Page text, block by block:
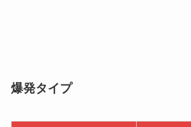
爆発タイプ